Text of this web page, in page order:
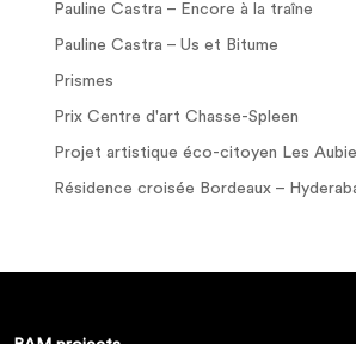
Pauline Castra – Encore à la traîne
Pauline Castra – Us et Bitume
Prismes
Prix Centre d'art Chasse-Spleen
Projet artistique éco-citoyen Les
Résidence croisée Bordeaux –